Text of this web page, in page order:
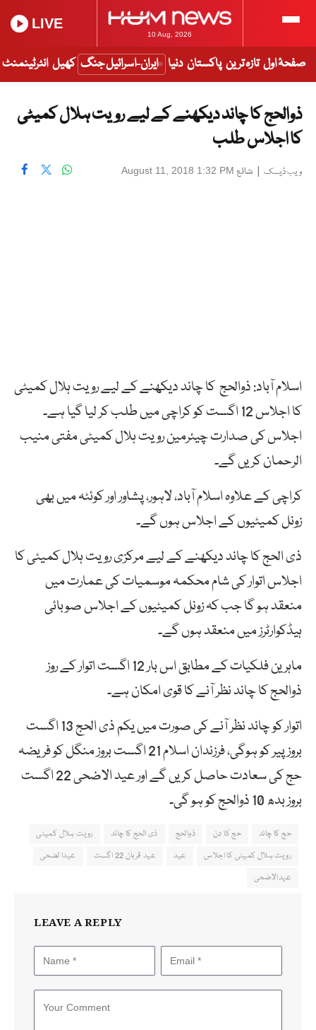
10 Aug, 2026
LIVE
صفحۂ اول تازہ ترین پاکستان دنیا ایران-اسرائیل جنگ کھیل انٹرٹینمنٹ
ذوالحج کا چاند دیکھنے کے لیے رویت ہلال کمیٹی
کا اجلاس طلب
ویب ڈیسک | شائع August 11, 2018 1:32 PM
اسلام آباد: ذوالحج کا چاند دیکھنے کے لیے رویت ہلال کمیٹی
کا اجلاس 12 اگست کو کراچی میں طلب کر لیا گیا ہے۔
اجلاس کی صدارت چیئرمین رویت ہلال کمیٹی مفتی منیب
الرحمان کریں گے۔
کراچی کے علاوہ اسلام آباد، لاہور، پشاور اور کوئٹہ میں بھی
زونل کمیٹیوں کے اجلاس ہوں گے۔
ذی الحج کا چاند دیکھنے کے لیے مرکزی رویت ہلال کمیٹی کا
اجلاس اتوار کی شام محکمہ موسمیات کی عمارت میں
منعقد ہو گا جب کہ زونل کمیٹیوں کے اجلاس صوبائی
ہیڈکوارٹرز میں منعقد ہوں گے۔
ماہرین فلکیات کے مطابق اس بار 12 اگست اتوار کے روز
ذوالحج کا چاند نظر آنے کا قوی امکان ہے۔
اتوار کو چاند نظر آنے کی صورت میں یکم ذی الحج 13 اگست
بروز پیر کو ہوگی، فرزندان اسلام 21 اگست بروز منگل کو فریضہ
حج کی سعادت حاصل کریں گے اور عید الاضحی 22 اگست
بروز بدھ 10 ذوالحج کو ہو گی۔
حج کا چاند حج کا دن ذوالحج ذی الحج کا چاند
رویت ہلال کمیٹی
رویت ہلال کمیٹی کا اجلاس
عید عید قربان 22 اگست
عیدا لضحیٰ
عیدالاضحی
LEAVE A REPLY